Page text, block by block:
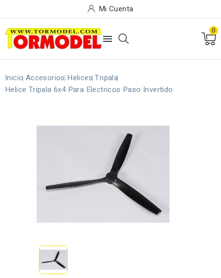
Mi Cuenta

0
Inicio Accesorios Helices Tripala
Helice Tripala 6x4 Para Electricos Paso Invertido